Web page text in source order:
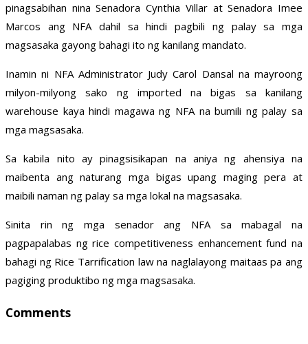
pinagsabihan nina Senadora Cynthia Villar at Senadora Imee
Marcos ang NFA dahil sa hindi pagbili ng palay sa mga
magsasaka gayong bahagi ito ng kanilang mandato.
Inamin ni NFA Administrator Judy Carol Dansal na mayroong
milyon-milyong sako ng imported na bigas sa kanilang
warehouse kaya hindi magawa ng NFA na bumili ng palay sa
mga magsasaka.
Sa kabila nito ay pinagsisikapan na aniya ng ahensiya na
maibenta ang naturang mga bigas upang maging pera at
maibili naman ng palay sa mga lokal na magsasaka.
Sinita rin ng mga senador ang NFA sa mabagal na
pagpapalabas ng rice competitiveness enhancement fund na
bahagi ng Rice Tarrification law na naglalayong maitaas pa ang
pagiging produktibo ng mga magsasaka.
Comments